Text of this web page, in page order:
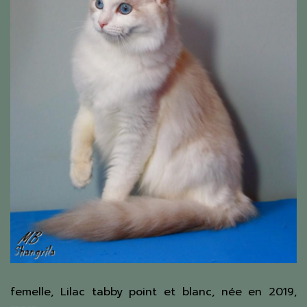
femelle, Lilac tabby point et blanc, née en 2019,